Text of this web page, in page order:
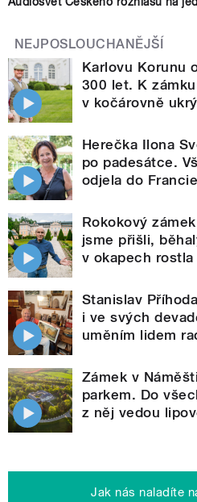
NEJPOSLOUCHANĚJŠÍ
Karlovu Korunu
300 let. K
v kočárovně
Herečka Ilona
po padesátce.
odjela do Francie
Rokokový
jsme přišli,
v okapech
Stanislav
i ve svých
uměním lidem
Zámek v
parkem. Do
z něj vedou
Jak nás naladíte